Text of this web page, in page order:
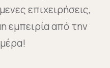
επιχειρήσεις,
εμπειρία από την